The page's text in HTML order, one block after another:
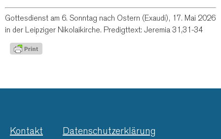
Gottesdienst am 6. Sonntag nach Ostern (Exaudi), 17. Mai 2026
in der Leipziger Nikolaikirche. Predigttext: Jeremia 31,31-34
Kontakt Datenschutzerklärung